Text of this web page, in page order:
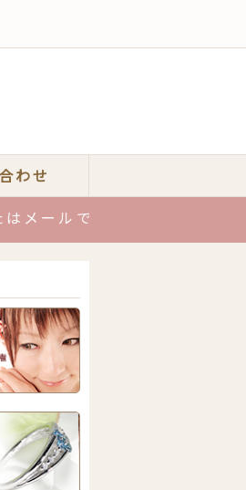
わせ
でご相談ください。